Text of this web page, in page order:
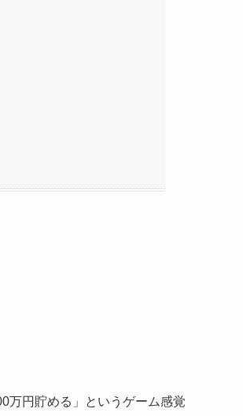
万円貯める」というゲーム感覚